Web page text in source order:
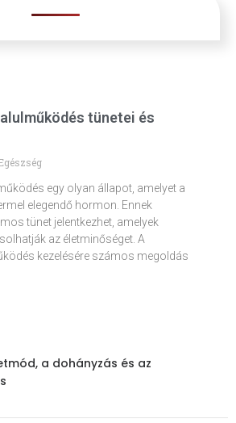
tünetei és
egy olyan állapot, amelyet a
elegendő hormon. Ennek
tünet jelentkezhet, amelyek
az életminőséget. A
kezelésére számos megoldás
a dohányzás és az